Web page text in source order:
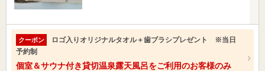
クーポン
ロゴ入りオリジナルタオル＋歯ブラシプレゼント ※当日
予約制
個室＆サウナ付き貸切温泉露天風呂をご利用のお客様のみ